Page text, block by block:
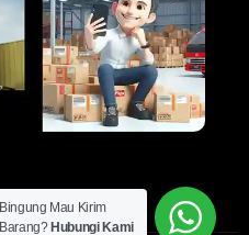
Bingung Mau Kirim
Barang? Hubungi Kami